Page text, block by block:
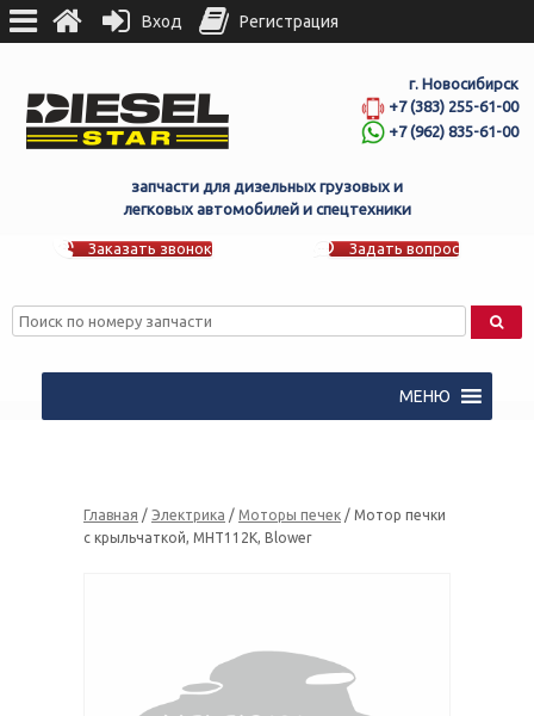
г. Новосибирск
+7 (383) 255-61-00
+7 (962) 835-61-00
запчасти для дизельных грузовых и
легковых автомобилей и спецтехники
Заказать звонок Задать вопрос
МЕНЮ
Главная / Электрика / Моторы печек / Мотор печки
с крыльчаткой, MHT112K, Blower
Вход Регистрация